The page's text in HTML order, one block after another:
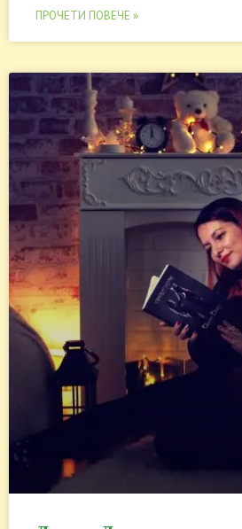
ПРОЧЕТИ ПОВЕЧЕ »